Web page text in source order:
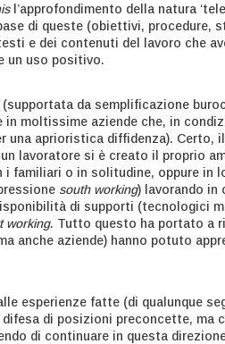
l’approfondimento della natura
di queste (obiettivi, procedure,
e dei contenuti del lavoro che
un uso positivo.
(supportata da semplificazione
moltissime aziende che, in
una aprioristica diffidenza).
lavoratore si è creato il proprio
familiari o in solitudine, oppure in
south working) lavorando in
di supporti (tecnologici
working. Tutto questo ha portato a
anche aziende) hanno potuto
esperienze fatte (di qualunque
difesa di posizioni preconcette,
di continuare in questa